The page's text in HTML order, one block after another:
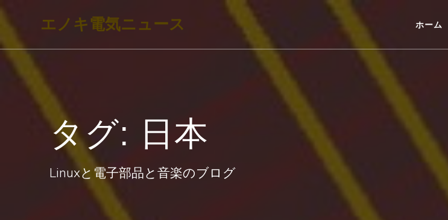
コ
テ
エノキ電気ニュース ホーム
タグ: 日本
Linuxと電子部品と音楽のブログ